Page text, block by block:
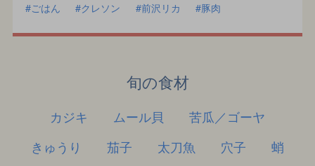
ごはん クレソン 前沢リカ 豚肉
旬の食材
カジキ ムール貝
苦瓜／ゴーヤ
きゅうり
茄子 太刀魚 穴子
蛸